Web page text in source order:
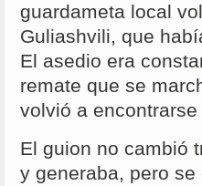
guardameta local
Guliashvili, que
El asedio era
remate que se
volvió a
El guion no cambió
y generaba, pero